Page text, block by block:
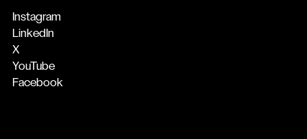
Instagram
LinkedIn
X
YouTube
Facebook